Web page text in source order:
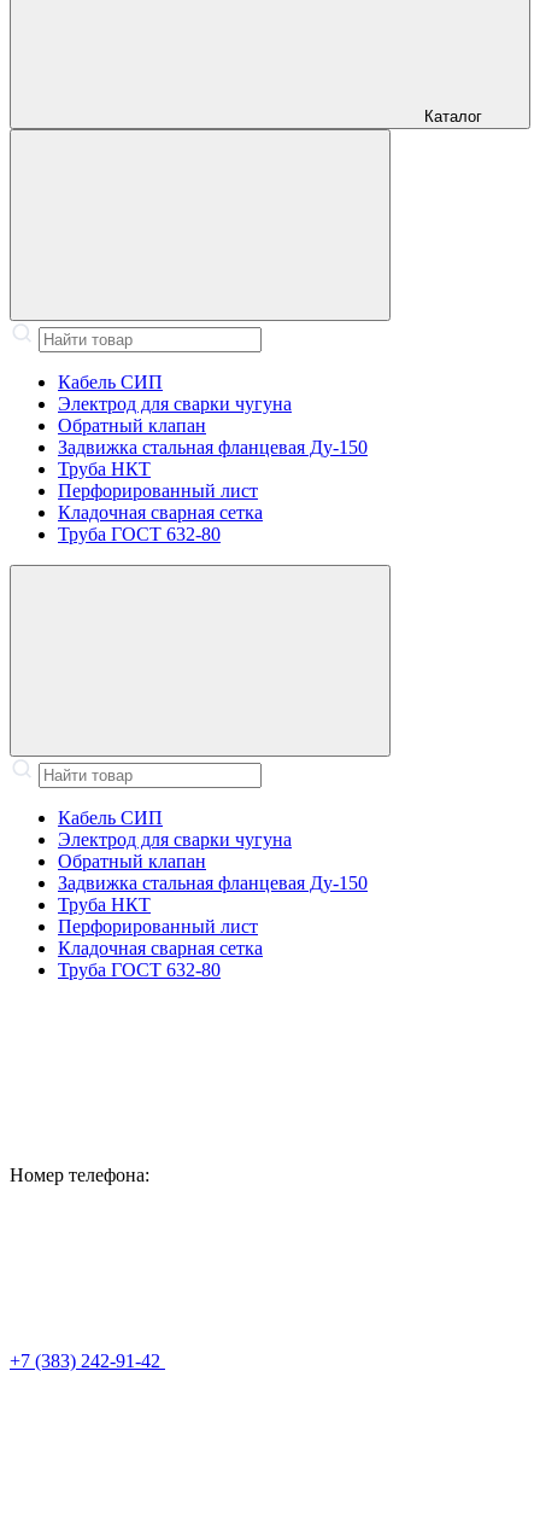
Каталог
Кабель СИП
Электрод для сварки чугуна
Обратный клапан
Задвижка стальная фланцевая Ду-150
Труба НКТ
Перфорированный лист
Кладочная сварная сетка
Труба ГОСТ 632-80
Кабель СИП
Электрод для сварки чугуна
Обратный клапан
Задвижка стальная фланцевая Ду-150
Труба НКТ
Перфорированный лист
Кладочная сварная сетка
Труба ГОСТ 632-80
Номер телефона:
+7 (383) 242-91-42